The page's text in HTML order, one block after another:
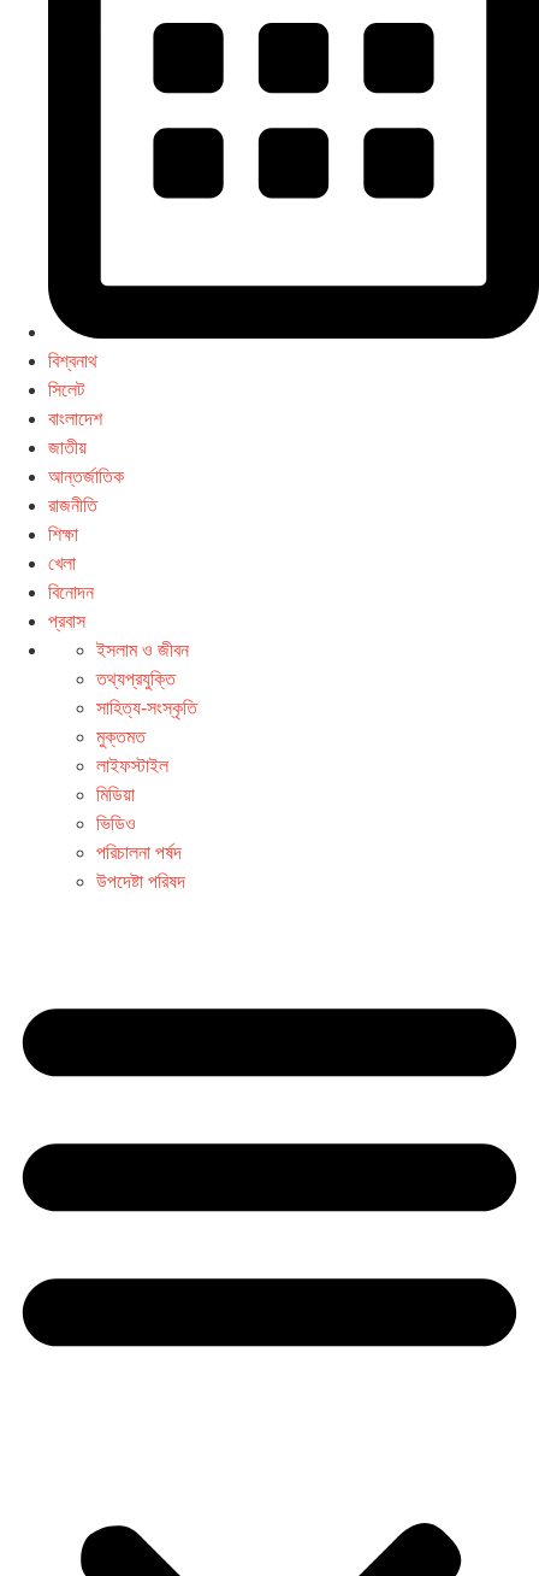
বিশ্বনাথ
সিলেট
বাংলাদেশ
জাতীয়
আন্তর্জাতিক
রাজনীতি
শিক্ষা
খেলা
বিনোদন
প্রবাস
ইসলাম ও জীবন
তথ্যপ্রযুক্তি
সাহিত্য-সংস্কৃতি
মুক্তমত
লাইফস্টাইল
মিডিয়া
ভিডিও
পরিচালনা পর্ষদ
উপদেষ্টা পরিষদ